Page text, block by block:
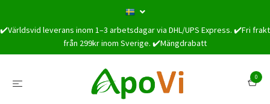
✔️Världsvid leverans inom 1–3 arbetsdagar via DHL/UPS Express. ✔️Fri frakt
från 299kr inom Sverige. ✔️Mängdrabatt
0